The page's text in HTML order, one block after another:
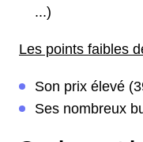
...)
Les points faibles
Son prix élevé
Ses nombreux